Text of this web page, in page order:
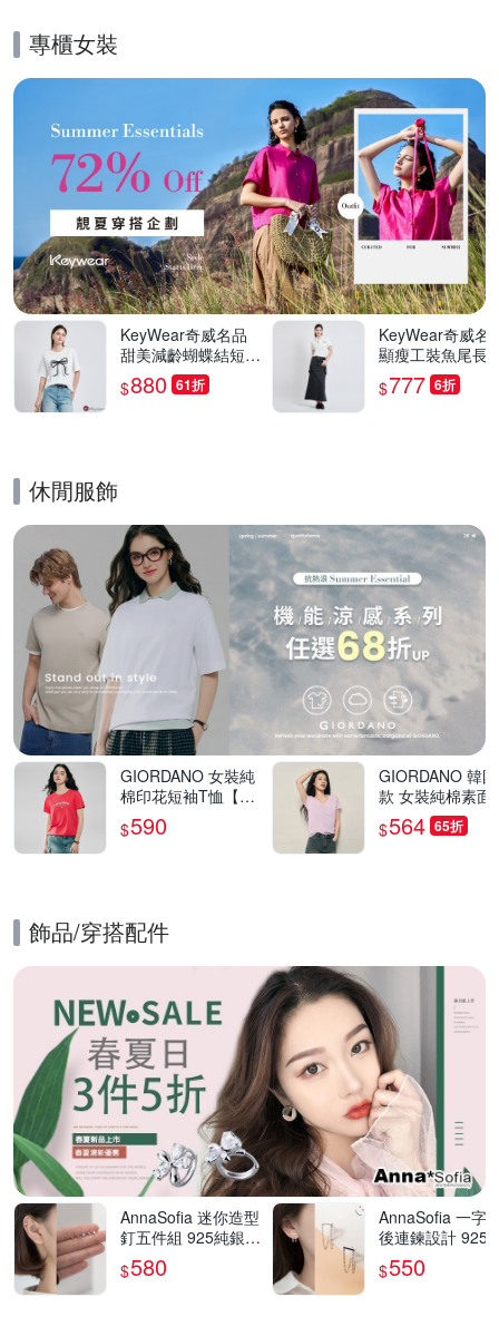
專櫃女裝
KeyWear奇威名品
甜美減齡蝴蝶結短袖
上衣(共3色)-白色
$880 61折
KeyWear奇威名
顯瘦工裝魚尾長
短裙-自行變換兩
(共2色)-藍色
$777 6折
休閒服飾
GIORDANO 女裝純
棉印花短袖T恤【多
色任選】
$590
GIORDANO 韓
款 女裝純棉素面
短袖T恤【多色任
選】
$564 65折
飾品​/​穿搭​配件
AnnaSofia 迷你造型
釘五件組 925純銀針
耳針耳環(銀系)
$580
AnnaSofia 一字
後連鍊設計 925
針耳針耳環(銀系)
$550